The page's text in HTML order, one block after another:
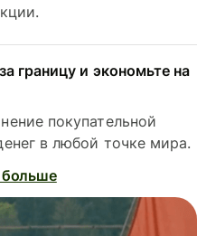
границу и экономьте на
покупательной
в любой точке мира.
больше